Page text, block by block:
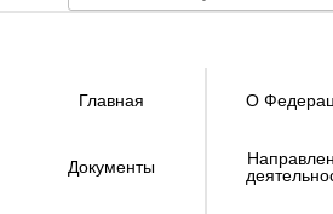
Главная О
Документы